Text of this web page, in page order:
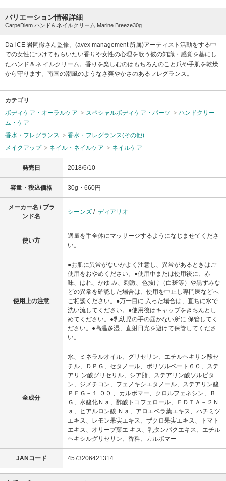
バリエーション情報詳細
CarpeDiem ハンド＆ネイルクリーム Marine Breeze30g
Da-iCE 岩岡徹さん監修。(avex management 所属)アーティスト活動をする中
での女性につけてもらいたい香りや女性の心理を歌う彼の知識・感覚を基にし
たハンド＆ネ イルクリーム。香りを楽しむのはもちろんのこと爪や手肌を乾燥
から守ります。南国の潮風のようなさ爽やかさのあるフレグランス。
カテゴリ
ボディケア・オーラルケア
スペシャルボディケア・パーツ
ハンドクリー
ム・ケア
香水・フレグランス
香水・フレグランス(その他)
メイクアップ
ネイル・ネイルケア ネイルケア
発売日 2018/6/10
容量・税込価格 30g・660円
メーカー名 / ブラ
ンド名
シーンズ / ディアリオ
使い方
適量を手全体にマッサージするようになじませてくださ
い。
使用上の注意
●お肌に異常がないかよく注意し、異常があるときはご
使用をおやめください。●使用中または使用後に、赤
味、はれ、かゆ み、刺激、色抜け（白斑等）や黒ずみな
どの異常を確認した場合は、使用を中止し専門医などへ
ご相談ください。●万一目に 入った場合は、直ちに水で
洗い流してください。●使用後はキャップをきちんとし
めてください。●乳幼児の手の届かない所に 保管してく
ださい。●高温多湿、直射日光を避けて保管してくださ
い。
全成分
水、ミネラルオイル、グリセリン、エチルヘキサン酸セ
チル、ＤＰＧ、セタノール、ポリソルベート６０、ステ
アリ ン酸グリセリル、シア脂、ステアリン酸ソルビタ
ン、ジメチコン、フェノキシエタノール、ステアリン酸
ＰＥＧ－１ ００ 、カルボマー、クロルフェネシン、Ｂ
Ｇ、水酸化Ｎａ、酢酸トコフェロール、ＥＤＴＡ－２Ｎ
ａ、ヒアルロン酸 Ｎａ、アロエベラ葉エキス、ハチミツ
エキス、レモン果実エキス、ザクロ果実エキス、トマト
エキス、オリーブ葉エ キス、乳タンパクエキス、エチル
ヘキシルグリセリン、香料、カルボマー
JANコード 4573206421314